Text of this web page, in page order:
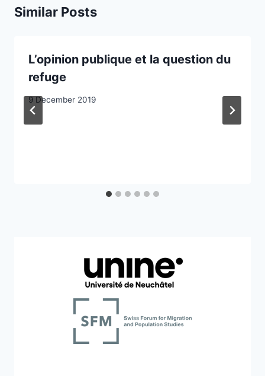
Similar Posts
L’opinion publique et la question du
refuge
9 December 2019